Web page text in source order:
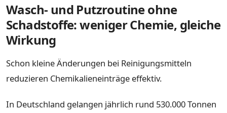
Wasch- und Putzroutine ohne
Schadstoffe: weniger Chemie, gleiche
Wirkung
Schon kleine Änderungen bei Reinigungsmitteln
reduzieren Chemikalieneinträge effektiv.
In Deutschland gelangen jährlich rund 530.000 Tonnen